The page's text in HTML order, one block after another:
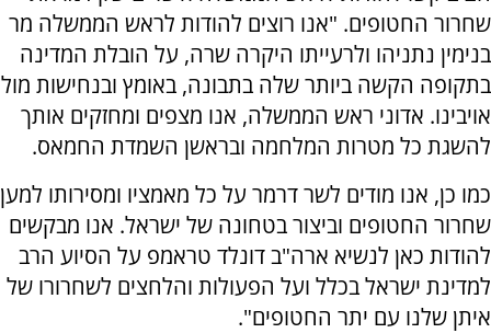
שחרור החטופים. "אנו רוצים להודות לראש הממשלה מר
בנימין נתניהו ולרעייתו היקרה שרה, על הובלת המדינה
בתקופה הקשה ביותר שלה בתבונה, באומץ ובנחישות מול
אויבינו. אדוני ראש הממשלה, אנו מצפים ומחזקים אותך
להשגת כל מטרות המלחמה ובראשן השמדת החמאס.
כמו כן, אנו מודים לשר דרמר על כל מאמציו ומסירותו למען
שחרור החטופים וביצור בטחונה של ישראל. אנו מבקשים
להודות כאן לנשיא ארה"ב דונלד טראמפ על הסיוע הרב
למדינת ישראל בכלל ועל הפעולות והלחצים לשחרורו של
איתן שלנו עם יתר החטופים".